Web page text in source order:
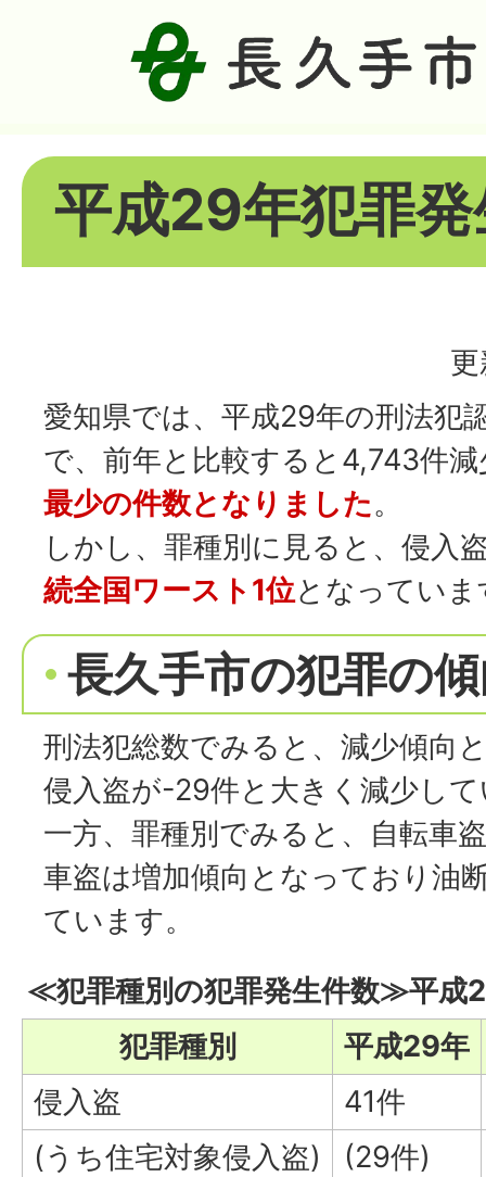
平成29年犯罪
愛知県では、平成29年の刑法犯
で、前年と比較すると4,743件
最少の件数となりました。
しかし、罪種別に見ると、侵入
続全国ワースト1位となっていま
長久手市の犯罪の
刑法犯総数でみると、減少傾向
侵入盗が-29件と大きく減少し
一方、罪種別でみると、自転車
車盗は増加傾向となっており油
ています。
≪犯罪種別の犯罪発生件数≫平成
犯罪種別
平成29年
侵入盗
41件
(うち住宅対象侵入盗)
(29件)